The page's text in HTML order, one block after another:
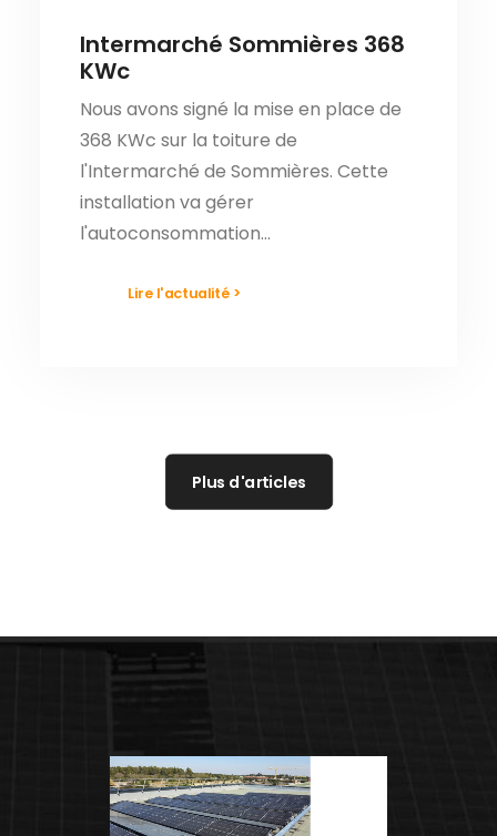
Intermarché Sommières 368
KWc
Nous avons signé la mise en place de
368 KWc sur la toiture de
l'Intermarché de Sommières. Cette
installation va gérer
l'autoconsommation…
Lire l'actualité >
Plus d'articles